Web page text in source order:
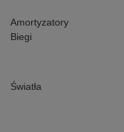
Amortyzatory
Biegi
Światła